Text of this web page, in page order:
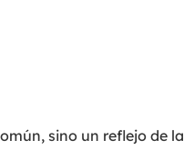
sino un reflejo de la